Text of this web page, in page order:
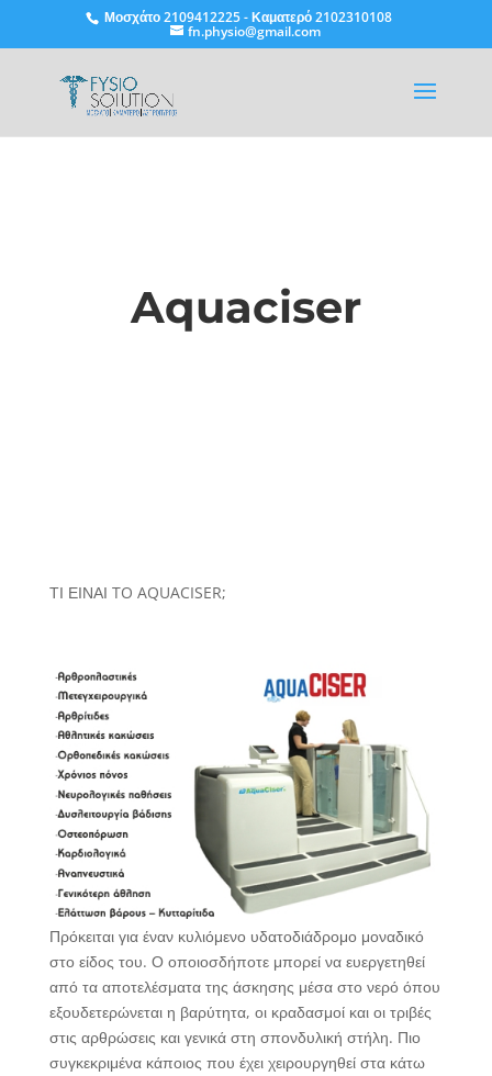
Μοσχάτο2109412225-Καματερό2102310108
fn.physio@gmail.com
Aquaciser
ΤΙ ΕΙΝΑΙ TO AQUACISER;
Πρόκειται για έναν κυλιόμενο υδατοδιάδρομο μοναδικό
στο είδος του. Ο οποιοσδήποτε μπορεί να ευεργετηθεί
από τα αποτελέσματα της άσκησης μέσα στο νερό όπου
εξουδετερώνεται η βαρύτητα, οι κραδασμοί και οι τριβές
στις αρθρώσεις και γενικά στη σπονδυλική στήλη. Πιο
συγκεκριμένα κάποιος που έχει χειρουργηθεί στα κάτω